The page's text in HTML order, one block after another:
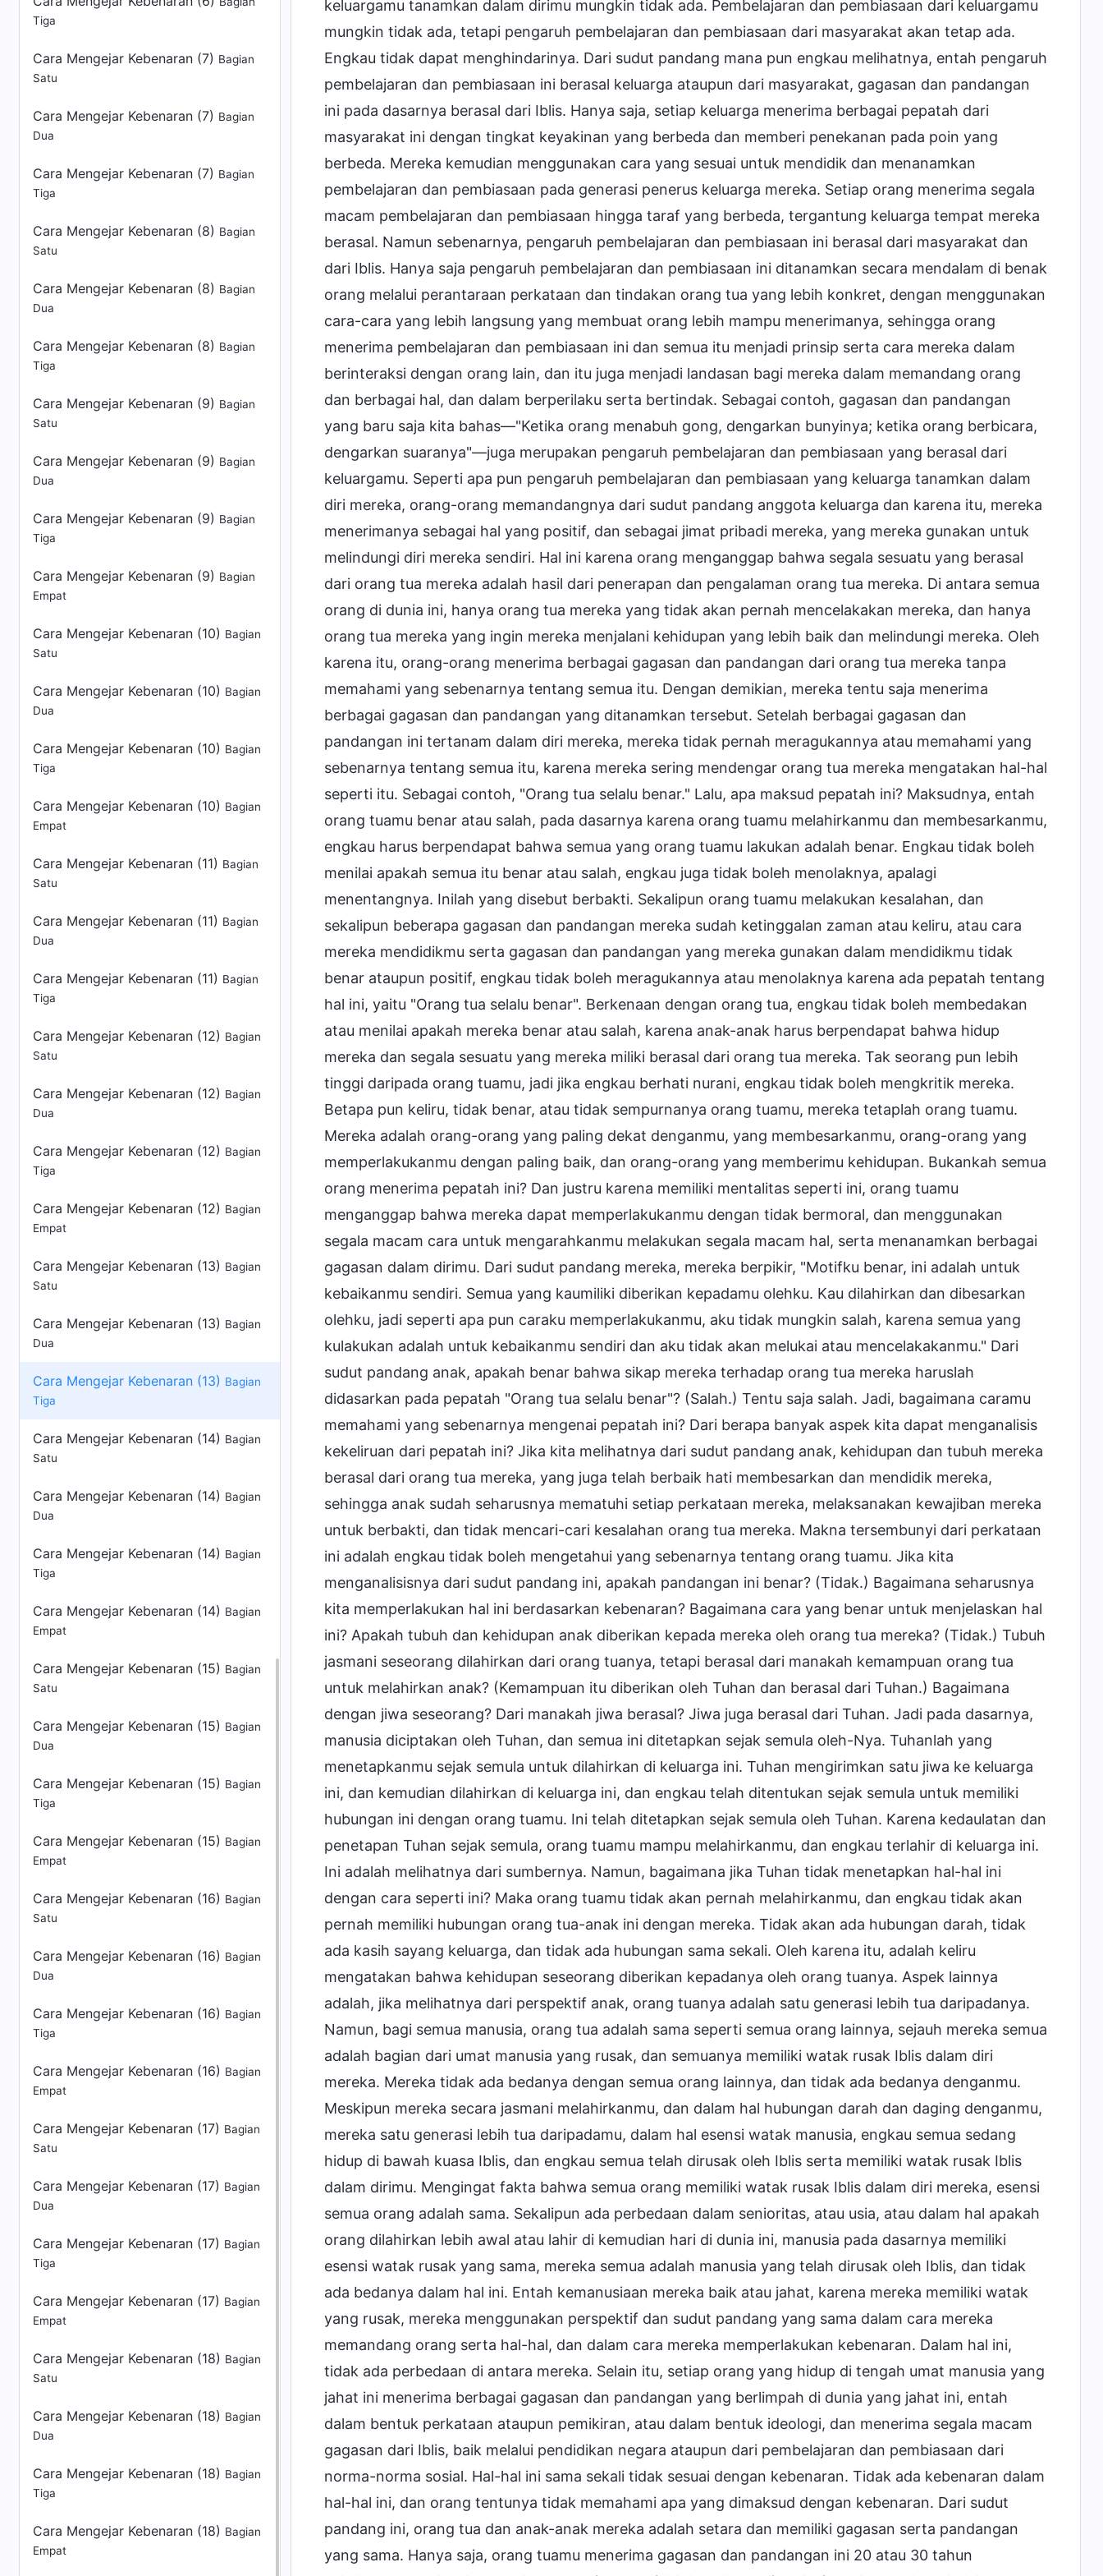
Tiga
Cara Mengejar Kebenaran (7) Bagian
Satu
Cara Mengejar Kebenaran (7) Bagian
Dua
Cara Mengejar Kebenaran (7) Bagian
Tiga
Cara Mengejar Kebenaran (8) Bagian
Satu
Cara Mengejar Kebenaran (8) Bagian
Dua
Cara Mengejar Kebenaran (8) Bagian
Tiga
Cara Mengejar Kebenaran (9) Bagian
Satu
Cara Mengejar Kebenaran (9) Bagian
Dua
Cara Mengejar Kebenaran (9) Bagian
Tiga
Cara Mengejar Kebenaran (9) Bagian
Empat
Cara Mengejar Kebenaran (10) Bagian
Satu
Cara Mengejar Kebenaran (10) Bagian
Dua
Cara Mengejar Kebenaran (10) Bagian
Tiga
Cara Mengejar Kebenaran (10) Bagian
Empat
Cara Mengejar Kebenaran (11) Bagian
Satu
Cara Mengejar Kebenaran (11) Bagian
Dua
Cara Mengejar Kebenaran (11) Bagian
Tiga
Cara Mengejar Kebenaran (12) Bagian
Satu
Cara Mengejar Kebenaran (12) Bagian
Dua
Cara Mengejar Kebenaran (12) Bagian
Tiga
Cara Mengejar Kebenaran (12) Bagian
Empat
Cara Mengejar Kebenaran (13) Bagian
Satu
Cara Mengejar Kebenaran (13) Bagian
Dua
Cara Mengejar Kebenaran (13) Bagian
Tiga
Cara Mengejar Kebenaran (14) Bagian
Satu
Cara Mengejar Kebenaran (14) Bagian
Dua
Cara Mengejar Kebenaran (14) Bagian
Tiga
Cara Mengejar Kebenaran (14) Bagian
Empat
Cara Mengejar Kebenaran (15) Bagian
Satu
Cara Mengejar Kebenaran (15) Bagian
Dua
Cara Mengejar Kebenaran (15) Bagian
Tiga
Cara Mengejar Kebenaran (15) Bagian
Empat
Cara Mengejar Kebenaran (16) Bagian
Satu
Cara Mengejar Kebenaran (16) Bagian
Dua
Cara Mengejar Kebenaran (16) Bagian
Tiga
Cara Mengejar Kebenaran (16) Bagian
Empat
Cara Mengejar Kebenaran (17) Bagian
Satu
Cara Mengejar Kebenaran (17) Bagian
Dua
Cara Mengejar Kebenaran (17) Bagian
Tiga
Cara Mengejar Kebenaran (17) Bagian
Empat
Cara Mengejar Kebenaran (18) Bagian
Satu
Cara Mengejar Kebenaran (18) Bagian
Dua
Cara Mengejar Kebenaran (18) Bagian
Tiga
Cara Mengejar Kebenaran (18) Bagian
Empat